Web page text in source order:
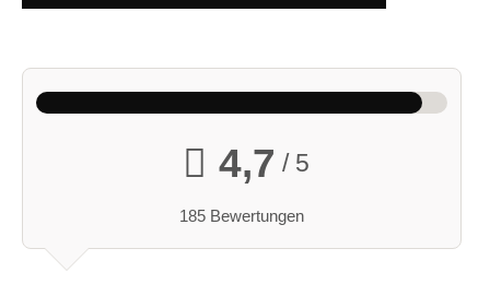
4,7 / 5
185 Bewertungen